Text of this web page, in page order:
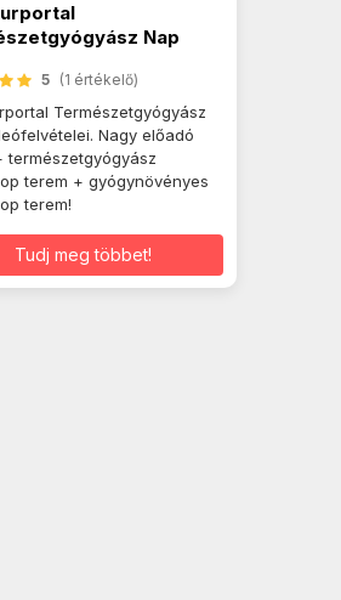
Nap
5 (1 értékelő)
Természetgyógyász
Nagy előadó
természetgyógyász
terem + gyógynövényes
terem!
Tudj meg többet!